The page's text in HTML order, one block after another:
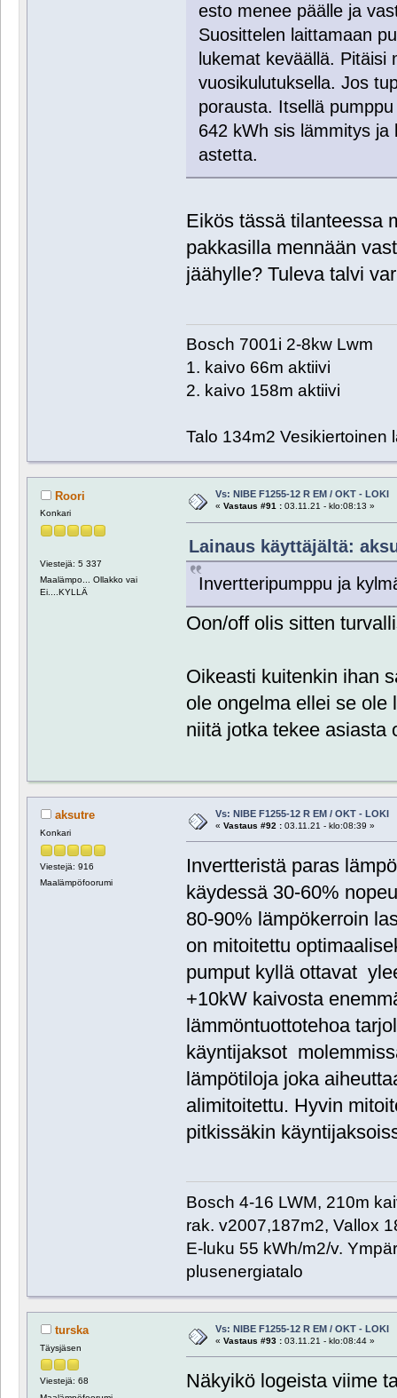
esto menee päälle ja
Suosittelen laittamaan
lukemat keväällä.
vuosikulutuksella. Jos
porausta. Itsellä
642 kWh sis lämmitys
astetta.
Eikös tässä tilanteessa
pakkasilla mennään
jäähylle? Tuleva talvi
Bosch 7001i 2-8kw Lwm
1. kaivo 66m aktiivi
2. kaivo 158m aktiivi
Talo 134m2 Vesikiertoinen
Roori
Konkari
Viestejä: 5 337
Maalämpo... Ollakko vai
Ei....KYLLÄ
Vs: NIBE F1255-12 R EM / OKT - LOKI
« Vastaus #91 :03.11.21 - klo:08:13 »
Lainaus käyttäjältä:
Invertteripumppu ja
Oon/off olis sitten
Oikeasti kuitenkin ihan
ole ongelma ellei se ole
niitä jotka tekee asiasta
aksutre
Konkari
Viestejä: 916
Maalämpöfoorumi
Vs: NIBE F1255-12 R EM / OKT - LOKI
« Vastaus #92 :03.11.21 - klo:08:39 »
Invertteristä paras
käydessä 30-60%
80-90% lämpökerroin
on mitoitettu
pumput kyllä ottavat
+10kW kaivosta
lämmöntuottotehoa
käyntijaksot
lämpötiloja joka
alimitoitettu. Hyvin
pitkissäkin
Bosch 4-16 LWM, 210m
rak. v2007,187m2, Vallox
E-luku 55 kWh/m2/v.
plusenergiatalo
turska
Täysjäsen
Viestejä: 68
Vs: NIBE F1255-12 R EM / OKT - LOKI
« Vastaus #93 :03.11.21 - klo:08:44 »
Näkyikö logeista viime